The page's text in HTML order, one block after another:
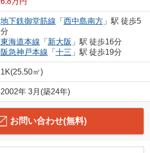
地下鉄御堂筋線 「 西中島南方」駅 徒歩5
分
東海道本線 「 新大阪 」駅 徒歩16分
阪急神戸本線 「 十三 」駅 徒歩19分
1K(25.50㎡)
2002年 3月(築24年)
お問い合わせ(無料)